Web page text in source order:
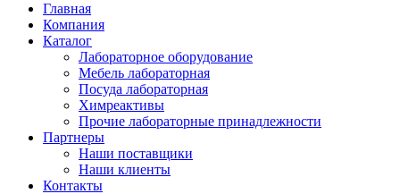
Главная
Компания
Каталог
Лабораторное оборудование
Мебель лабораторная
Посуда лабораторная
Химреактивы
Прочие лабораторные принадлежности
Партнеры
Наши поставщики
Наши клиенты
Контакты